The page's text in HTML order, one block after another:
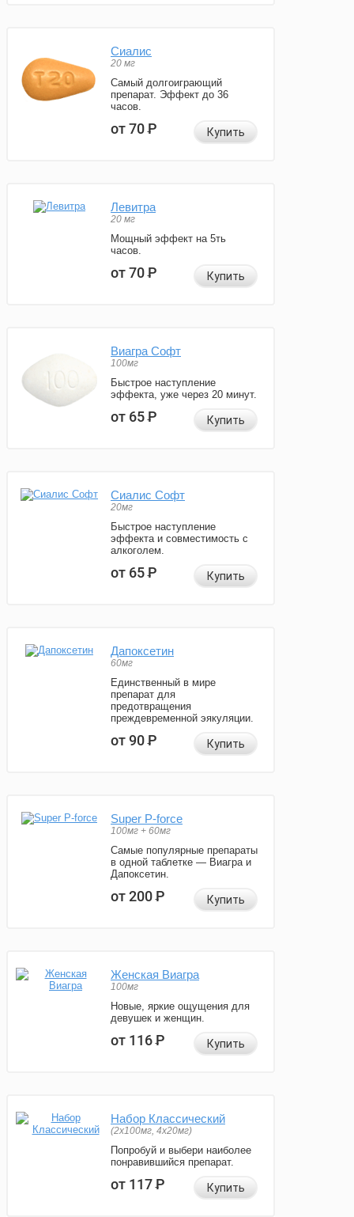
Сиалис
20 мг
Самый долгоиграющий
препарат. Эффект до 36
часов.
от 70Р Купить
Левитра
20 мг
Мощный эффект на 5ть
часов.
от 70Р Купить
Виагра Софт
100мг
Быстрое наступление
эффекта, уже через 20 минут.
от 65Р Купить
Сиалис Софт
20мг
Быстрое наступление
эффекта и совместимость с
алкоголем.
от 65Р Купить
Дапоксетин
60мг
Единственный в мире
препарат для
предотвращения
преждевременной эякуляции.
от 90Р Купить
Super P-force
100мг + 60мг
Самые популярные препараты
в одной таблетке — Виагра и
Дапоксетин.
от 200Р Купить
Женская Виагра
100мг
Новые, яркие ощущения для
девушек и женщин.
от 116Р Купить
Набор Классический
(2x100мг, 4x20мг)
Попробуй и выбери наиболее
понравившийся препарат.
от 117Р Купить